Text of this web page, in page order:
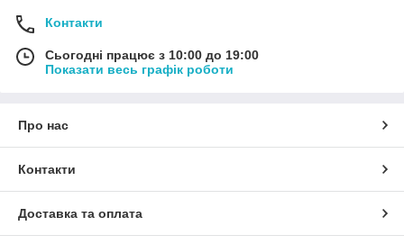
Контакти
Сьогодні працює з 10:00 до 19:00
Показати весь графік роботи
Про нас
Контакти
Доставка та оплата